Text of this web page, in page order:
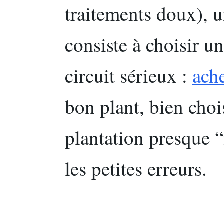
traitements doux),
consiste à choisir
circuit sérieux :
bon plant, bien
plantation presque
les petites erreurs.